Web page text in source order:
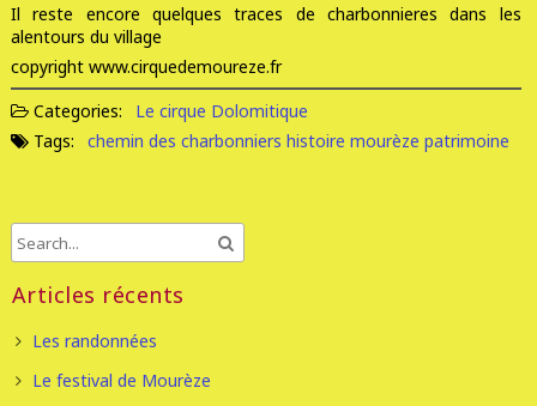
Il reste encore quelques traces de charbonnieres dans les
alentours du village
copyright www.cirquedemoureze.fr
Categories:
Le cirque Dolomitique
Tags:
chemin des charbonniers histoire mourèze patrimoine
Articles récents
Les randonnées
Le festival de Mourèze